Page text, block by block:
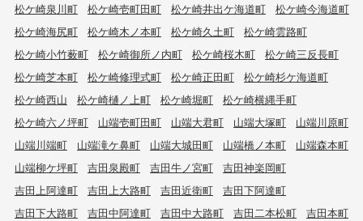
松ケ崎泉川町
松ケ崎壱町田町 松ケ崎井出ケ海道町
松ケ崎今海道町
松ケ崎海尻町
松ケ崎木ノ本町 松ケ崎久土町
松ケ崎雲路町
松ケ崎小竹薮町
松ケ崎御所ノ内町 松ケ崎桜木町
松ケ崎三反長町
松ケ崎芝本町
松ケ崎修理式町 松ケ崎正田町
松ケ崎杉ケ海道町
松ケ崎西山
松ケ崎樋ノ上町 松ケ崎堀町
松ケ崎横縄手町
松ケ崎六ノ坪町
山端壱町田町 山端大君町 山端大塚町
山端川原町
山端川端町
山端滝ケ鼻町 山端大城田町 山端橋ノ本町
山端森本町
山端柳ケ坪町
吉田泉殿町 吉田牛ノ宮町
吉田神楽岡町
吉田上阿達町
吉田上大路町 吉田近衛町
吉田下阿達町
吉田下大路町
吉田中阿達町 吉田中大路町 吉田二本松町
吉田本町